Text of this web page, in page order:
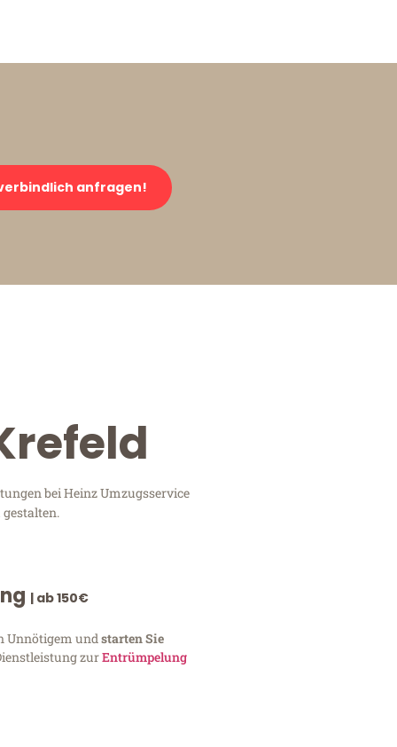
anfragen!
bei Heinz Umzugsservice
| ab 150€
Unnötigem undstarten Sie
zurEntrümpelung